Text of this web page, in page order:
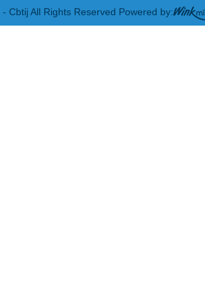
Cbtij All Rights Reserved Powered by: